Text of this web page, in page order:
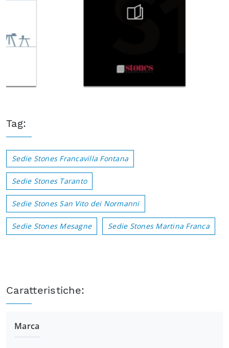
Tag:
Sedie Stones Francavilla Fontana
Sedie Stones Taranto
Sedie Stones San Vito dei Normanni
Sedie Stones Mesagne Sedie Stones Martina Franca
Caratteristiche:
Marca